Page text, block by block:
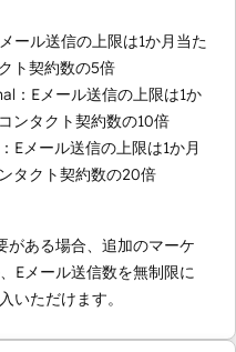
ール送信の上限は1か月当た
ト契約数の5倍
Eメール送信の上限は1か
ンタクト契約数の10倍
メール送信の上限は1か月
タクト契約数の20倍
がある場合、追加のマーケ
Eメール送信数を無制限に
いただけます。